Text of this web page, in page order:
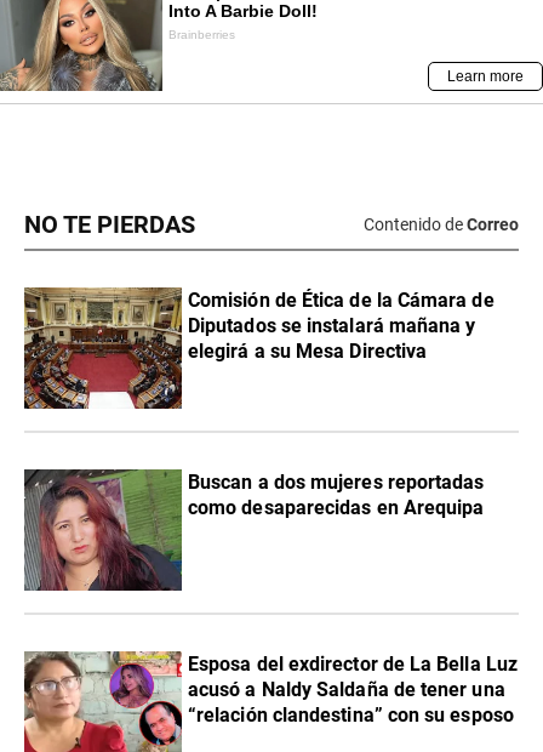
NO TE PIERDAS Contenido deCorreo
Comisión de Ética de la Cámara de
Diputados se instalará mañana y
elegirá a su Mesa Directiva
Buscan a dos mujeres reportadas
como desaparecidas en Arequipa
Esposa del exdirector de La Bella Luz
acusó a Naldy Saldaña de tener una
“relación clandestina” con su esposo